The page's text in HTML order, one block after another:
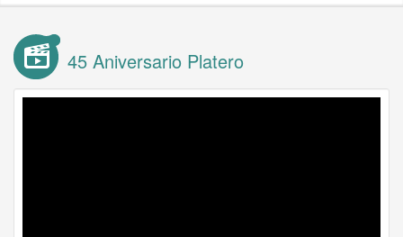
45 Aniversario Platero